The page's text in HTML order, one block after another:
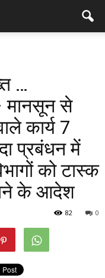
…
मानसून से
कार्य 7
प्रबंधन में
को टास्क
के आदेश
0
82